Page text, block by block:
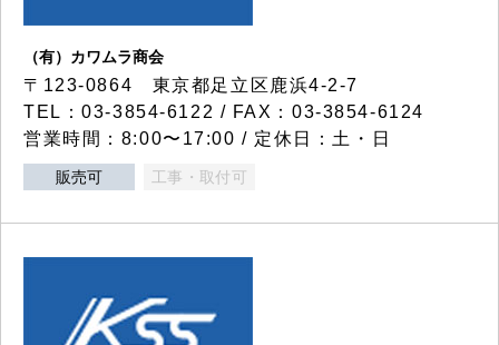
（有）カワムラ商会
〒123-0864 東京都足立区鹿浜4-2-7
TEL：03-3854-6122 / FAX：03-3854-6124
営業時間：8:00〜17:00 / 定休日：土・日
販売可 工事・取付可